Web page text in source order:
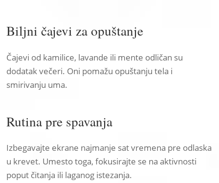
Biljni čajevi za opuštanje
Čajevi od kamilice, lavande ili mente odličan su
dodatak večeri. Oni pomažu opuštanju tela i
smirivanju uma.
Rutina pre spavanja
Izbegavajte ekrane najmanje sat vremena pre odlaska
u krevet. Umesto toga, fokusirajte se na aktivnosti
poput čitanja ili laganog istezanja.